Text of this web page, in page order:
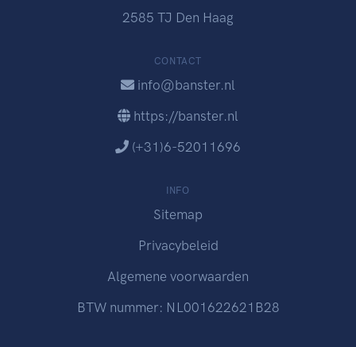
2585 TJ Den Haag
CONTACT
info@banster.nl
https://banster.nl
(+31)6-52011696
INFO
Sitemap
Privacybeleid
Algemene voorwaarden
BTW nummer: NL001622621B28